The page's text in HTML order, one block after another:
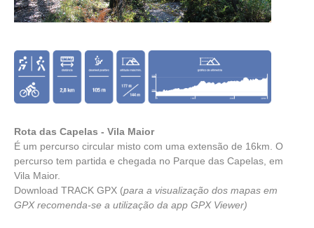
Rota das Capelas - Vila Maior
É um percurso circular misto com uma extensão de 16km. O
percurso tem partida e chegada no Parque das Capelas, em
Vila Maior.
Download TRACK GPX (para a visualização dos mapas em
GPX recomenda-se a utilização da app GPX Viewer)